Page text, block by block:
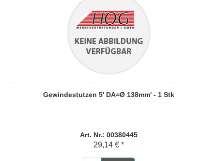
Gewindestutzen 5' DA=Ø 138mm' - 1 Stk
Art. Nr.: 00380445
29,14 € *